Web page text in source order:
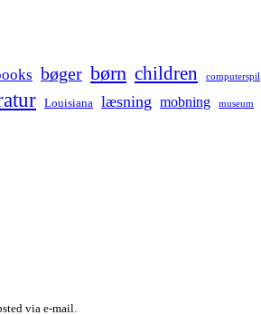
bøger børn children computerspil
Louisiana læsning mobning museum
via e-mail.